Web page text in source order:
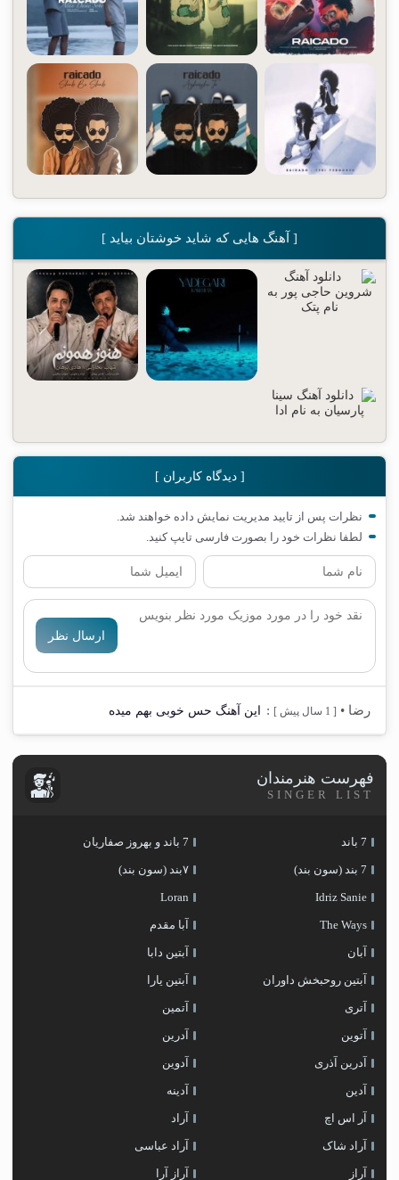
[ آهنگ هایی که شاید خوشتان بیاید ]
[ دیدگاه کاربران ]
نظرات پس از تایید مدیریت نمایش داده خواهند شد.
لطفا نظرات خود را بصورت فارسی تایپ کنید.
ارسال نظر
رضا • [ 1 سال پیش ] : این آهنگ حس خوبی بهم میده
فهرست هنرمندان
SINGER LIST
7 باند 7 باند و بهروز صفاریان
7 بند (سون بند) ۷بند (سون بند)
Idriz Sanie
Loran
The Ways آبا مقدم
آبان آبتین دابا
آبتین روحبخش داوران آبتین یارا
آتری آتمین
آتوین آدرین
آدرین آذری آدوین
آدین آدینه
آر اس اچ آراد
آراد شاک آراد عباسی
آراز آراز آرا